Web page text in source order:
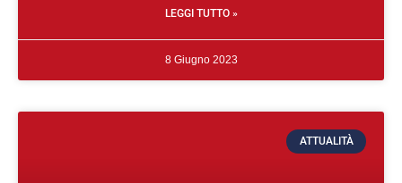
LEGGI TUTTO »
8 Giugno 2023
ATTUALITÀ